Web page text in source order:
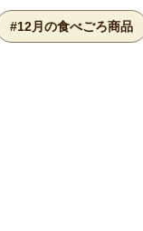
#12月の食べごろ商品